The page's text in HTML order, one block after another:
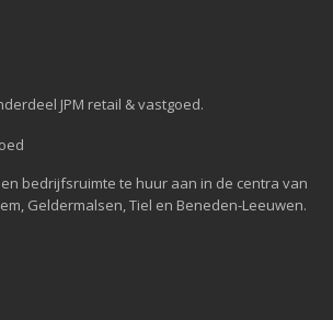
JPM retail & vastgoed.
bedrijfsruimte te huur aan in de centra van
Geldermalsen, Tiel en Beneden-Leeuwen.